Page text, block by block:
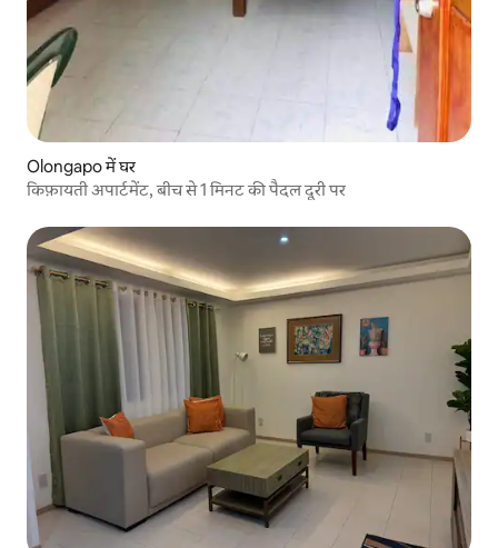
Olongapo में घर
किफ़ायती अपार्टमेंट, बीच से 1 मिनट की पैदल दूरी पर